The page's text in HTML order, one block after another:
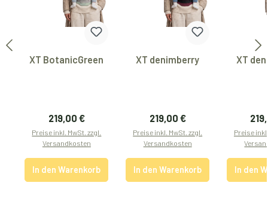
XT BotanicGreen
Regulärer Preis:
219,00 €
Preise inkl. MwSt. zzgl.
Versandkosten
In den Warenkorb
XT denimberry
Regulärer Preis:
219,00 €
Preise inkl. MwSt. zzgl.
Versandkosten
In den Warenkorb
XT
Preise
In den